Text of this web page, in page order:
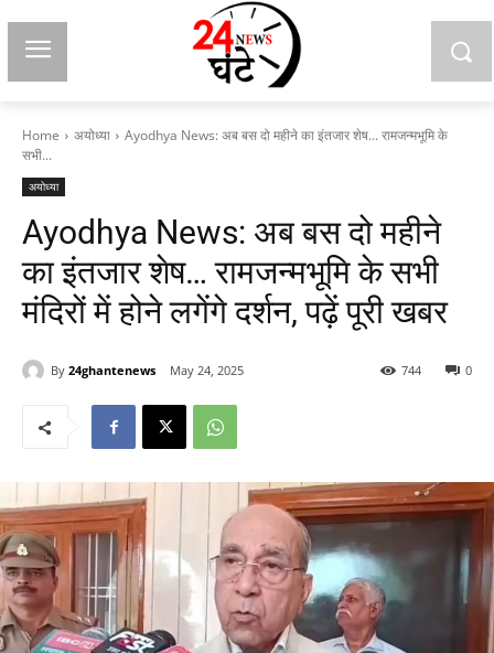
Home अयोध्या
Ayodhya News: अब बस दो महीने का इंतजार शेष... रामजन्मभूमि के
सभी...
अयोध्या
Ayodhya News: अब बस दो महीने
का इंतजार शेष… रामजन्मभूमि के सभी
मंदिरों में होने लगेंगे दर्शन, पढ़ें पूरी खबर
By 24ghantenews May 24, 2025 0
744